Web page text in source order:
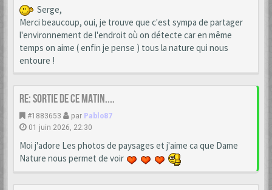
Serge,
Merci beaucoup, oui, je trouve que c'est sympa de partager
l'environnement de l'endroit où on détecte car en même
temps on aime ( enfin je pense ) tous la nature qui nous
entoure !
Re: Sortie de ce matin....
#1883653 par Pablo87
01 juin 2026, 22:30
Moi j'adore Les photos de paysages et j'aime ca que Dame
Nature nous permet de voir